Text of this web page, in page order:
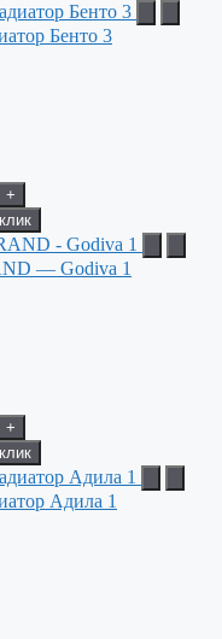
Бенто 3
+
— Godiva 1
+
Адила 1